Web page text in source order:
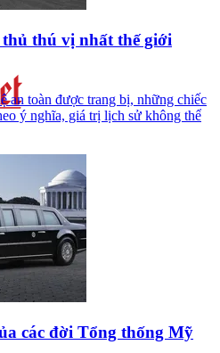
thủ thú vị nhất thế giới
an toàn được trang bị, những chiếc
ý nghĩa, giá trị lịch sử không thể
các đời Tổng thống Mỹ